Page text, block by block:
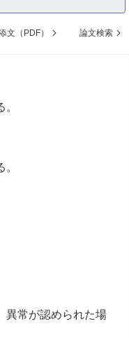
文（PDF） 論文検索
異常が認められた場